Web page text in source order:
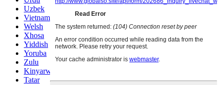
Uzbek
Vietnamese
Welsh
Xhosa
Yiddish
Yoruba
Zulu
Kinyarwanda
Tatar